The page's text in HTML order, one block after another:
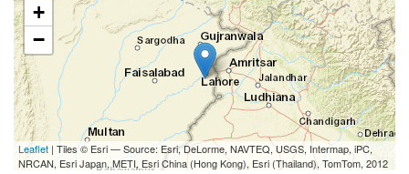
+
−
Leaflet | Tiles © Esri — Source: Esri, DeLorme, NAVTEQ, USGS, Intermap, iPC,
NRCAN, Esri Japan, METI, Esri China (Hong Kong), Esri (Thailand), TomTom, 2012